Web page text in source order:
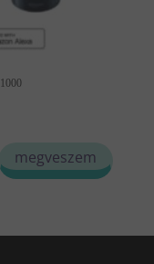
megveszem